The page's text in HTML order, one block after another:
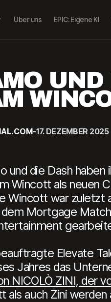
Über uns EPIC: Eigene KI
-17. DEZEMBER 2025
und die Dash
Wincott als neuen
Wincott war zuletzt
Mortgage
Elevate
Jahres das
NICOLÒ ZINI, der
als auch Zini